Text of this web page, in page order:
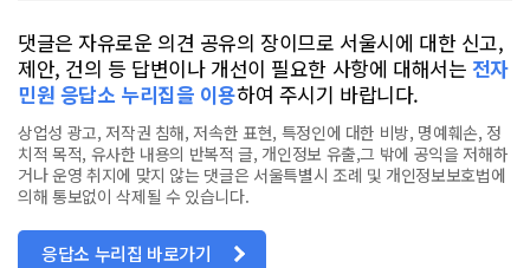
댓글은 자유로운 의견 공유의 장이므로 서울시에 대한 신고,
제안, 건의 등 답변이나 개선이 필요한 사항에 대해서는 전자
민원 응답소 누리집을 이용하여 주시기 바랍니다.
상업성 광고, 저작권 침해, 저속한 표현, 특정인에 대한 비방, 명예훼손, 정
치적 목적, 유사한 내용의 반복적 글, 개인정보 유출,그 밖에 공익을 저해하
거나 운영 취지에 맞지 않는 댓글은 서울특별시 조례 및 개인정보보호법에
의해 통보없이 삭제될 수 있습니다.
응답소 누리집 바로가기